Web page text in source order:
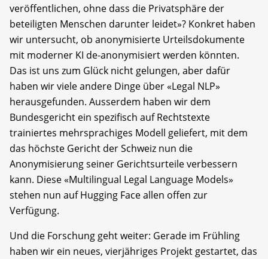
veröffentlichen, ohne dass die Privatsphäre der
beteiligten Menschen darunter leidet»? Konkret haben
wir untersucht, ob anonymisierte Urteilsdokumente
mit moderner KI de-anonymisiert werden könnten.
Das ist uns zum Glück nicht gelungen, aber dafür
haben wir viele andere Dinge über «Legal NLP»
herausgefunden. Ausserdem haben wir dem
Bundesgericht ein spezifisch auf Rechtstexte
trainiertes mehrsprachiges Modell geliefert, mit dem
das höchste Gericht der Schweiz nun die
Anonymisierung seiner Gerichtsurteile verbessern
kann. Diese «Multilingual Legal Language Models»
stehen nun auf Hugging Face allen offen zur
Verfügung.
Und die Forschung geht weiter: Gerade im Frühling
haben wir ein neues, vierjähriges Projekt gestartet, das